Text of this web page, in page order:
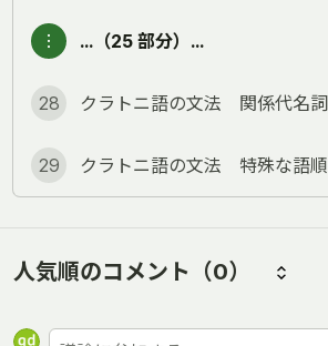
︙ …（25 部分）…
28 クラトニ語の文法 関係代名詞
29 クラトニ語の文法 特殊な語順
人気順のコメント （0）